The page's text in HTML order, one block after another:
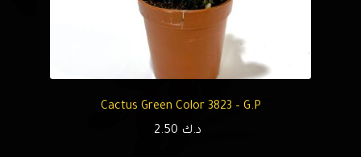
Cactus Green Color 3823 – G.P
د.ك